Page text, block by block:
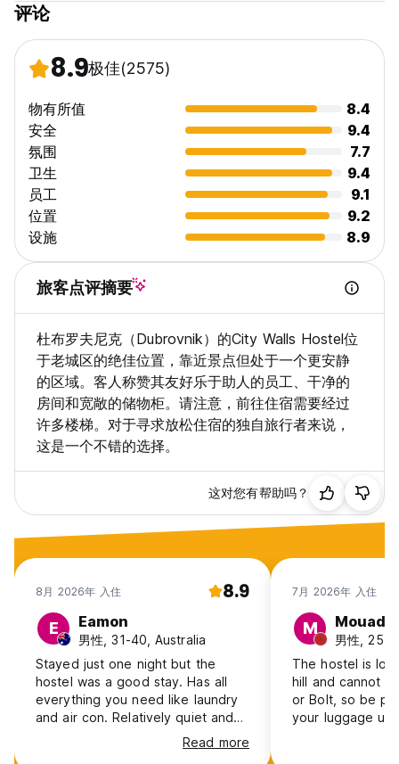
评论
8.9极佳(2575)
物有所值
8.4
安全
9.4
氛围
7.7
卫生
9.4
员工
9.1
位置
9.2
设施
8.9
旅客点评摘要
杜布罗夫尼克（Dubrovnik）的City Walls Hostel位
于老城区的绝佳位置，靠近景点但处于一个更安静
的区域。客人称赞其友好乐于助人的员工、干净的
房间和宽敞的储物柜。请注意，前往住宿需要经过
许多楼梯。对于寻求放松住宿的独自旅行者来说，
这是一个不错的选择。
这对您有帮助吗？
8月 2026年 入住 8.9
E Eamon
男性, 31-40, Australia
Stayed just one night but the
hostel was a good stay. Has all
everything you need like laundry
and air con. Relatively quiet and
rooms have lockers etc. WouldRead more
7月 2026年 入住
M Mouad
男性, 25-
The hostel is
hill and cannot
or Bolt, so be
your luggage up